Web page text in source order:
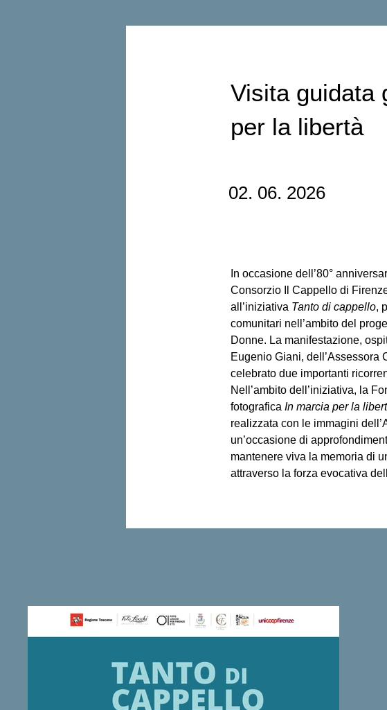
Visita guidata
per la libertà
02. 06. 2026
In occasione dell’80°
Consorzio Il Cappello di
all’iniziativa Tanto di cappello,
comunitari nell’ambito del
Donne. La manifestazione,
Eugenio Giani, dell’Assessora
celebrato due importanti
Nell’ambito dell’iniziativa, la
fotografica In marcia per la
realizzata con le immagini
un’occasione di
mantenere viva la memoria di
attraverso la forza evocativa